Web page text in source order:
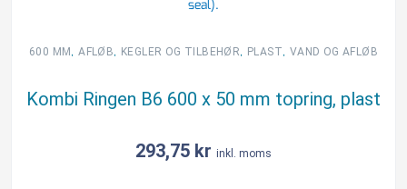
plast
600 MM,AFLØB, KEGLER OG TILBEHØR, PLAST, VAND OG AFLØB
Kombi Ringen B6 600 x 50 mm topring, plast
293,75 kr inkl. moms